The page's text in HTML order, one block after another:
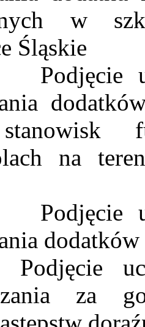
w
Śląskie
Podjęcie
na
Podjęcie
Podjęcie
za